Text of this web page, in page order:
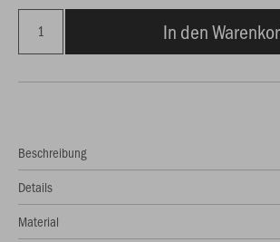
In den
Beschreibung
Details
Material